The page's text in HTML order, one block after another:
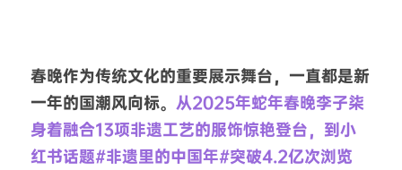
春晚作为传统文化的重要展示舞台，一直都是新
一年的国潮风向标。 从2025年蛇年春晚李子柒
身着融合13项非遗工艺的服饰惊艳登台，到小
红书话题#非遗里的中国年#突破4.2亿次浏览